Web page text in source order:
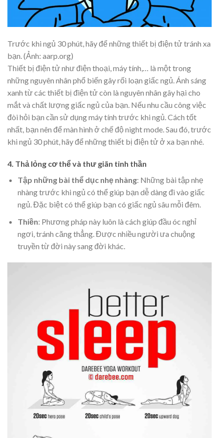
Trước khi ngủ 30 phút, hãy để những thiết bị điện tử tránh xa
bạn. (Ảnh: aarp.org)
Thiết bị điện tử như điện thoại, máy tính,… là một trong
những nguyên nhân phổ biến gây rối loạn giấc ngủ. Ánh sáng
xanh từ các thiết bị điện tử còn là nguyên nhân gây hại cho
mắt và chất lượng giấc ngủ của bạn. Nếu nhu cầu công việc
đòi hỏi bạn cần sử dụng máy tính trước khi ngủ. Cách tốt
nhất, bạn nên để màn hình ở chế độ night mode. Sau đó, trước
khi ngủ 30 phút, hãy để những thiết bị điện tử ở xa bạn nhé.
4. Thả lỏng cơ thể và thư giãn tinh thần
Tập những bài thể dục nhẹ nhàng: Những bài tập nhẹ
nhàng trước khi ngủ có thể giúp bạn dễ dàng đi vào giấc
ngủ. Đặc biệt có thể giúp bạn có giấc ngủ sâu mỗi đêm.
Thiền: Phương pháp này luôn là cách giúp đầu óc nghỉ
ngơi, tránh căng thẳng. Được nhiều người ưa chuộng
truyền từ đời này sang đời khác.